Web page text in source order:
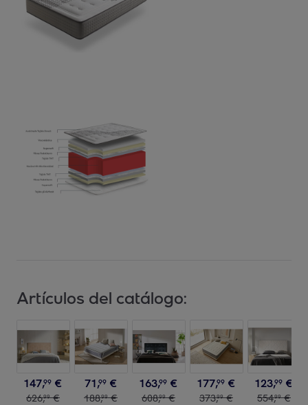
Artículos del catálogo:
147,99 €
626,99 €
71,99 €
188,99 €
163,99 €
608,99 €
177,99 €
373,99 €
123,99 €
554,99 €